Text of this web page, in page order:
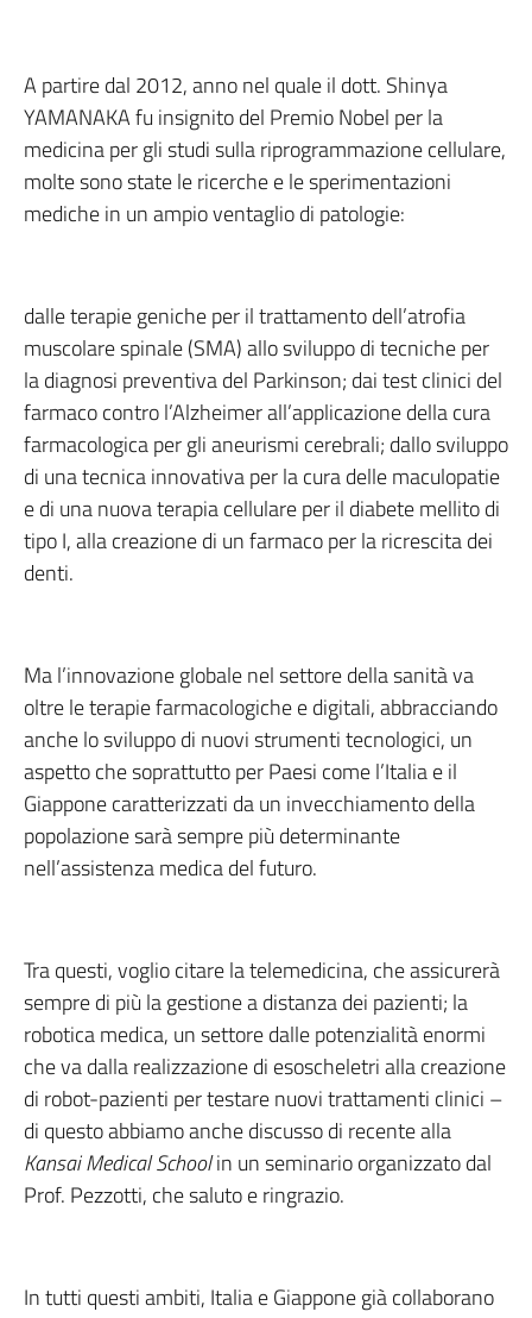
A partire dal 2012, anno nel quale il dott. Shinya
YAMANAKA fu insignito del Premio Nobel per la
medicina per gli studi sulla riprogrammazione cellulare,
molte sono state le ricerche e le sperimentazioni
mediche in un ampio ventaglio di patologie:
dalle terapie geniche per il trattamento dell’atrofia
muscolare spinale (SMA) allo sviluppo di tecniche per
la diagnosi preventiva del Parkinson; dai test clinici del
farmaco contro l’Alzheimer all’applicazione della cura
farmacologica per gli aneurismi cerebrali; dallo sviluppo
di una tecnica innovativa per la cura delle maculopatie
e di una nuova terapia cellulare per il diabete mellito di
tipo I, alla creazione di un farmaco per la ricrescita dei
denti.
Ma l’innovazione globale nel settore della sanità va
oltre le terapie farmacologiche e digitali, abbracciando
anche lo sviluppo di nuovi strumenti tecnologici, un
aspetto che soprattutto per Paesi come l’Italia e il
Giappone caratterizzati da un invecchiamento della
popolazione sarà sempre più determinante
nell’assistenza medica del futuro.
Tra questi, voglio citare la telemedicina, che assicurerà
sempre di più la gestione a distanza dei pazienti; la
robotica medica, un settore dalle potenzialità enormi
che va dalla realizzazione di esoscheletri alla creazione
di robot-pazienti per testare nuovi trattamenti clinici –
di questo abbiamo anche discusso di recente alla
Kansai Medical Schoolin un seminario organizzato dal
Prof. Pezzotti, che saluto e ringrazio.
In tutti questi ambiti, Italia e Giappone già collaborano